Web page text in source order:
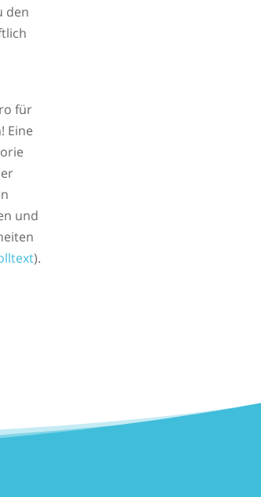
den
für
Eine
und
).